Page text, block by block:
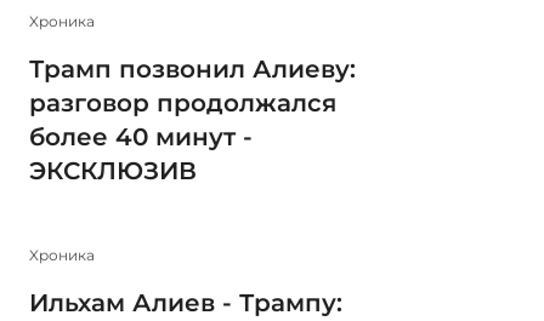
Xроника
Трамп позвонил Алиеву:
разговор продолжался
более 40 минут -
ЭКСКЛЮЗИВ
Xроника
Ильхам Алиев - Трампу: